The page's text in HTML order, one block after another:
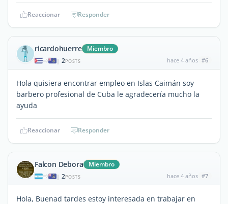
Reaccionar Responder
ricardohuerre Miembro
| 2POSTS hace 4 años #6
Hola quisiera encontrar empleo en Islas Caimán soy
barbero profesional de Cuba le agradecería mucho la
ayuda
Reaccionar Responder
Falcon Debora Miembro
| 2POSTS hace 4 años #7
Hola, Buenad tardes estoy interesada en trabajar en